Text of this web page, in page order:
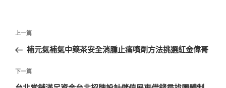
文
導
覽
上
一
文
章
上一篇
補元氣補氣中藥茶安全消腫止痛噴劑方法挑選紅金偉哥
下
一
下一篇